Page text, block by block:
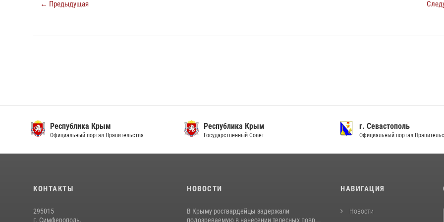
← Предыдущая
Республика Крым
Официальный портал Правительства
Республика Крым
Государственный Совет
г. Севастополь
Официальный портал
КОНТАКТЫ
295015
г. Симферополь,
НОВОСТИ
В Крыму росгвардейцы задержали
подозреваемую в нанесении телесных повр...
НАВИГАЦИЯ
Новости